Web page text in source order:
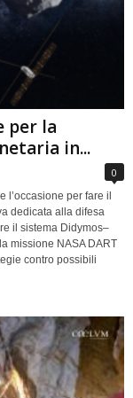
per la
in...
0
l’occasione per fare il
dedicata alla difesa
il sistema Didymos–
missione NASA DART
contro possibili